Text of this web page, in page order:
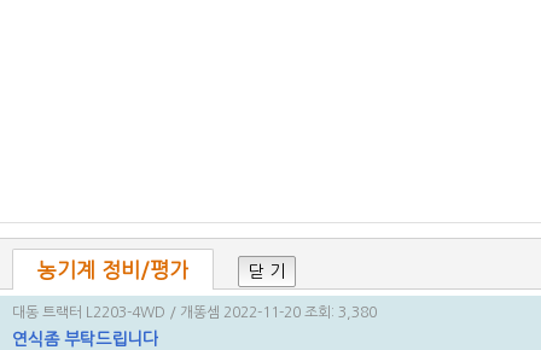
농기계 정비/평가 닫 기
대동 트랙터 L2203-4WD / 개똥셈 2022-11-20 조회: 3,380
연식좀 부탁드립니다